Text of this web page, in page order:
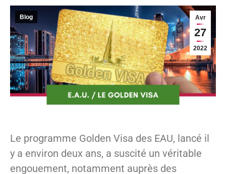
Avr
27
2022
Blog
Le programme Golden Visa des EAU, lancé il
y a environ deux ans, a suscité un véritable
engouement, notamment auprès des